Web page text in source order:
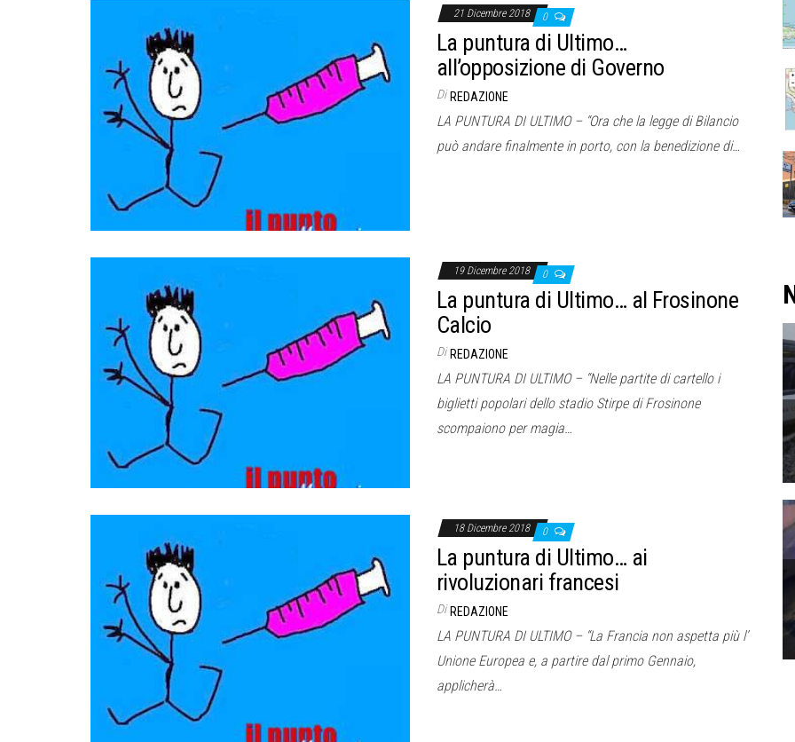
21 Dicembre 2018 0
La puntura di Ultimo…
all’opposizione di Governo
Di REDAZIONE
LA PUNTURA DI ULTIMO – “Ora che la legge di Bilancio
può andare finalmente in porto, con la benedizione di…
19 Dicembre 2018 0
La puntura di Ultimo… al Frosinone
Calcio
Di REDAZIONE
LA PUNTURA DI ULTIMO – “Nelle partite di cartello i
biglietti popolari dello stadio Stirpe di Frosinone
scompaiono per magia…
18 Dicembre 2018 0
La puntura di Ultimo… ai
rivoluzionari francesi
Di REDAZIONE
LA PUNTURA DI ULTIMO – “La Francia non aspetta più l’
Unione Europea e, a partire dal primo Gennaio,
applicherà…